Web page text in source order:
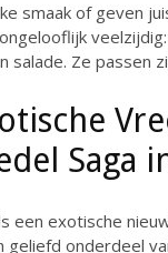
smaak of geven
salade. Ze passen
Saga
een exotische
onderdeel